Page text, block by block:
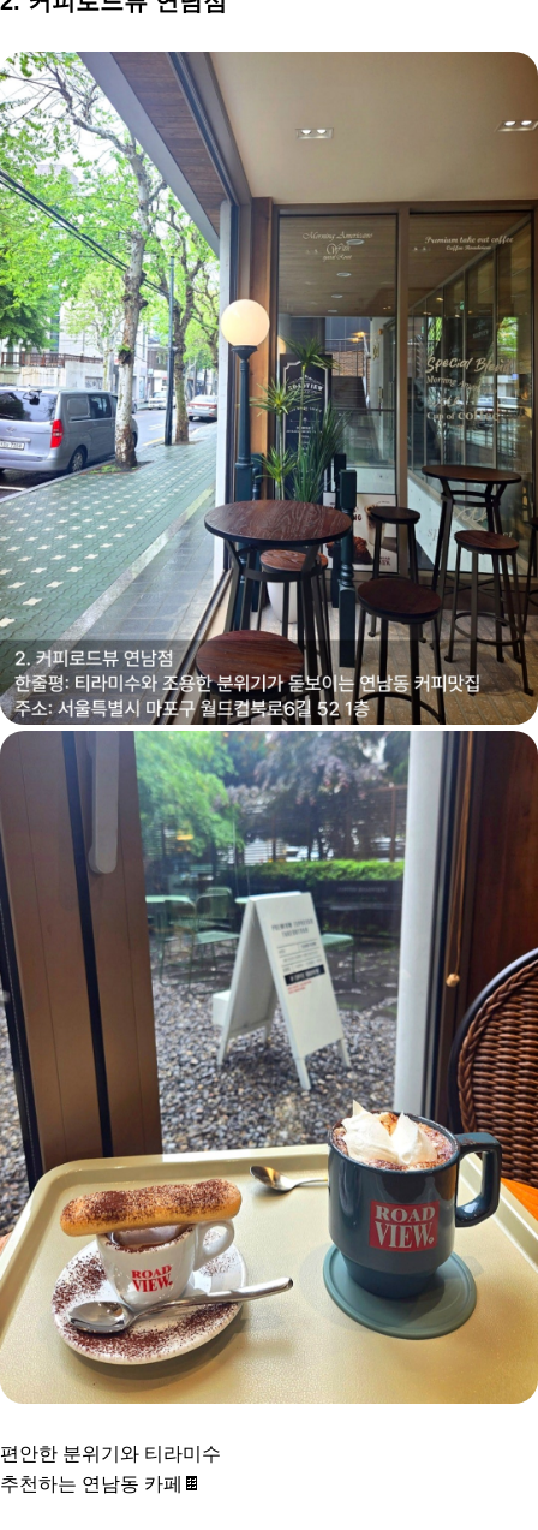
편안한 분위기와 티라미수
추천하는 연남동 카페🍫